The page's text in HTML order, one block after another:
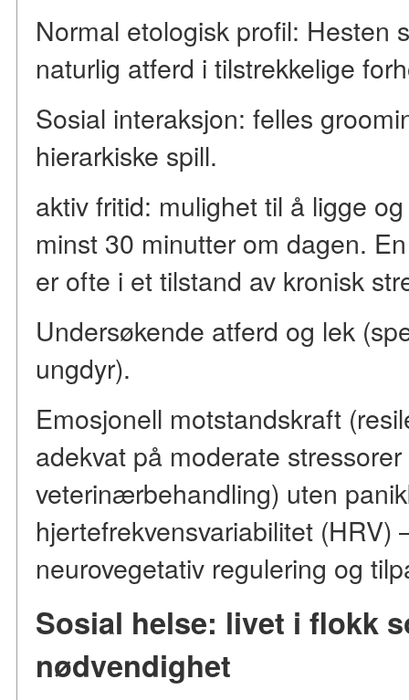
Normal etologisk profil: Hesten
naturlig atferd i tilstrekkelige
Sosial interaksjon: felles
hierarkiske spill.
aktiv fritid: mulighet til å ligge
minst 30 minutter om dagen.
er ofte i et tilstand av kronisk
Undersøkende atferd og lek
ungdyr).
Emosjonell motstandskraft
adekvat på moderate
veterinærbehandling) uten
hjertefrekvensvariabilitet
neurovegetativ regulering og
Sosial helse: livet i flokk
nødvendighet